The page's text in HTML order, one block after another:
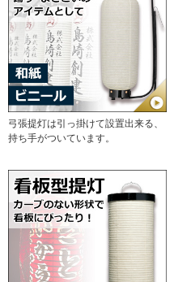
弓張提灯は引っ掛けて設置出来る、
持ち手がついています。